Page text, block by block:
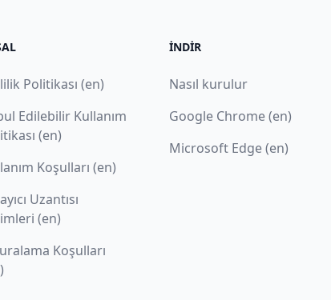
Politikası (en)
Edilebilir Kullanım
(en)
Koşulları (en)
Uzantısı
(en)
Koşulları
İNDIR
Nasıl kurulur
Google Chrome (en)
Microsoft Edge (en)